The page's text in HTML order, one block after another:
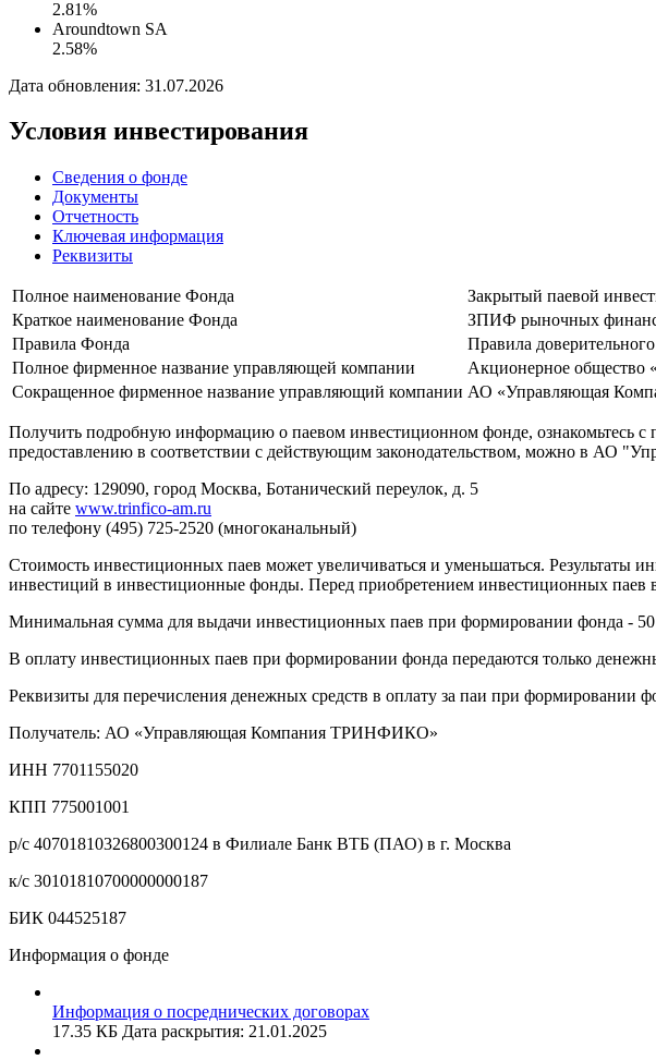
2.81%
Aroundtown SA
2.58%
Дата обновления: 31.07.2026
Условия инвестирования
Сведения о фонде
Документы
Отчетность
Ключевая информация
Реквизиты
Полное наименование Фонда
Закрытый паевой
Краткое наименование Фонда
ЗПИФ рыночных
Правила Фонда
Правила
Полное фирменное название управляющей компании
Акционерное
Сокращенное фирменное название управляющий компании АО «Управляющая
Получить подробную информацию о паевом инвестиционном фонде, ознакомьтесь с
предоставлению в соответствии с действующим законодательством, можно в АО
По адресу: 129090, город Москва, Ботанический переулок, д. 5
на сайте www.trinfico-am.ru
по телефону (495) 725-2520 (многоканальный)
Стоимость инвестиционных паев может увеличиваться и уменьшаться. Результаты
инвестиций в инвестиционные фонды. Перед приобретением инвестиционных паев
Минимальная сумма для выдачи инвестиционных паев при формировании фонда - 50
В оплату инвестиционных паев при формировании фонда передаются только
Реквизиты для перечисления денежных средств в оплату за паи при формировании
Получатель: АО «Управляющая Компания ТРИНФИКО»
ИНН 7701155020
КПП 775001001
р/с 40701810326800300124 в Филиале Банк ВТБ (ПАО) в г. Москва
к/с 30101810700000000187
БИК 044525187
Информация о фонде
Информация о посреднических договорах
17.35 КБ Дата раскрытия: 21.01.2025